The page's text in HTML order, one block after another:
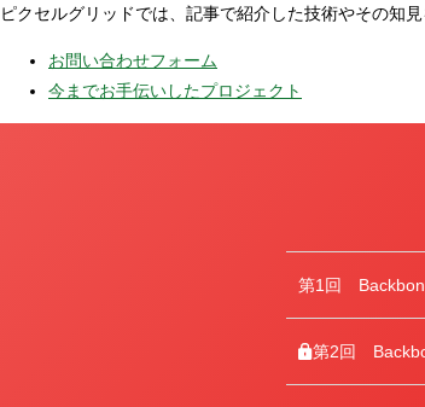
ピクセルグリッドでは、記事で紹介した技術やその知
お問い合わせフォーム
今までお手伝いしたプロジェクト
第1回
第2回